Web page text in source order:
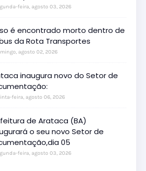
feira, agosto 03, 2026
é encontrado morto dentro de
da Rota Transportes
agosto 02, 2026
inaugura novo do Setor de
feira, agosto 06, 2026
de Arataca (BA)
o seu novo Setor de
05
feira, agosto 03, 2026